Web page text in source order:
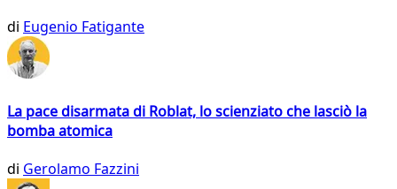
di Eugenio Fatigante
La pace disarmata di Roblat, lo scienziato che lasciò la
bomba atomica
di Gerolamo Fazzini